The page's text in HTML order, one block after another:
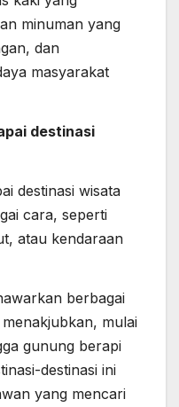
minuman yang
dan
masyarakat
destinasi
destinasi wisata
cara, seperti
atau kendaraan
berbagai
mulai
gunung berapi
destinasi ini
yang mencari